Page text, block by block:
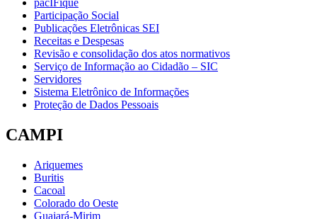
pacIFique
Participação Social
Publicações Eletrônicas SEI
Receitas e Despesas
Revisão e consolidação dos atos normativos
Serviço de Informação ao Cidadão – SIC
Servidores
Sistema Eletrônico de Informações
Proteção de Dados Pessoais
CAMPI
Ariquemes
Buritis
Cacoal
Colorado do Oeste
Guajará-Mirim